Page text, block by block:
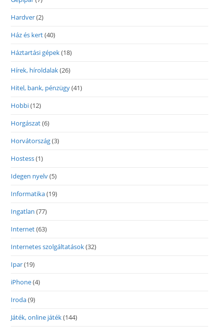
Hardver(2)
Ház és kert(40)
Háztartási gépek(18)
Hírek, híroldalak(26)
Hitel, bank, pénzügy(41)
Hobbi(12)
Horgászat(6)
Horvátország(3)
Hostess(1)
Idegen nyelv(5)
Informatika(19)
Ingatlan (77)
Internet(63)
Internetes szolgáltatások(32)
Ipar(19)
iPhone(4)
Iroda(9)
Játék, online játék(144)